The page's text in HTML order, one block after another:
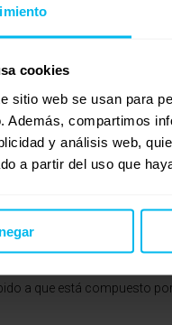
cookies
sitio web se usan para
Además, compartimos
y análisis web,
a partir del uso que
de muelles ensacados
cual de los dos es mejor,
unica no podemos
si lo que buscas un
si ponerle base o somier,
a que está compuesto